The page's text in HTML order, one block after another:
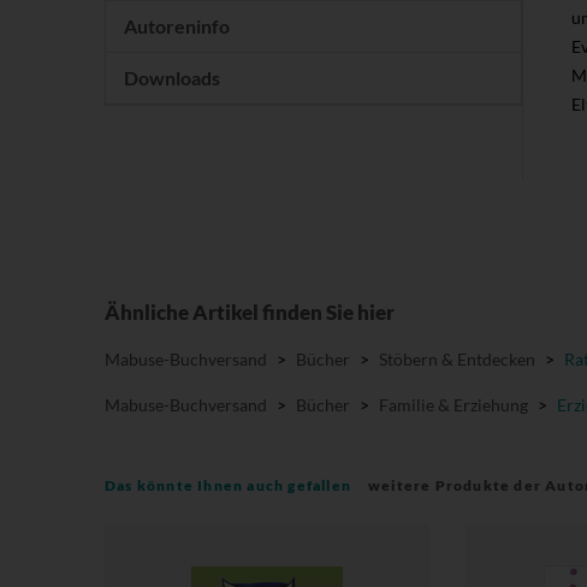
Autoreninfo
Downloads
Ähnliche Artikel finden Sie hier
Mabuse-Buchversand > Bücher > Stöbern & Entdecken >
Mabuse-Buchversand > Bücher > Familie & Erziehung >
Das könnte Ihnen auch gefallen weitere Produkte der